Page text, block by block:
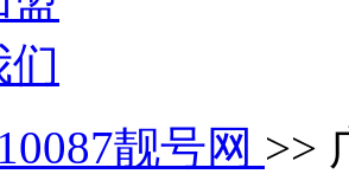
10087靓号网 >>